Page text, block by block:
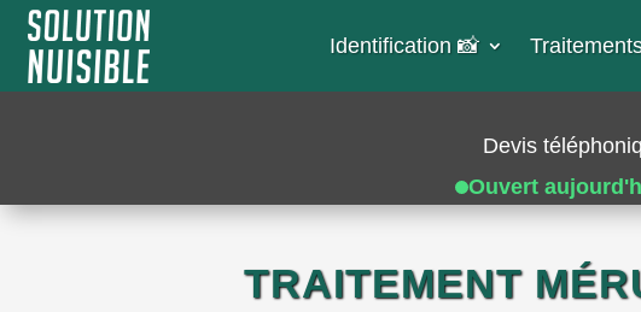
Identification 📸​
Devis
Ouvert
TRAITEMENT